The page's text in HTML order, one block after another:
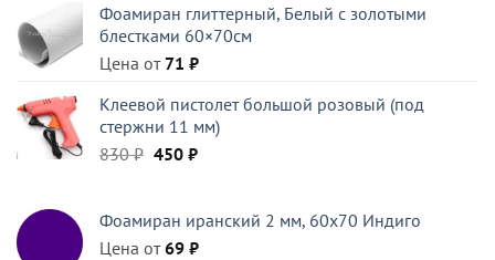
составляла
396 ₽.
355 ₽.
Фоамиран глиттерный, Белый c золотыми
блестками 60×70см
Цена от 71 ₽
Клеевой пистолет большой розовый (под
стержни 11 мм)
830₽ Первоначальная
830 ₽.
450 ₽Текущая
Фоамиран иранский 2 мм, 60х70 Индиго
Цена от69 ₽